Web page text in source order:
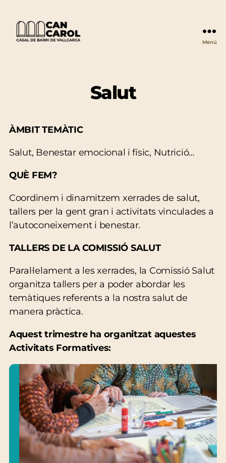
Menú
Salut
ÀMBIT TEMÀTIC
Salut, Benestar emocional i físic, Nutrició…
QUÈ FEM?
Coordinem i dinamitzem xerrades de salut,
tallers per la gent gran i activitats vinculades a
l’autoconeixement i benestar.
TALLERS DE LA COMISSIÓ SALUT
Paral·lelament a les xerrades, la Comissió Salut
organitza tallers per a poder abordar les
temàtiques referents a la nostra salut de
manera pràctica.
Aquest trimestre ha organitzat aquestes
Activitats Formatives: